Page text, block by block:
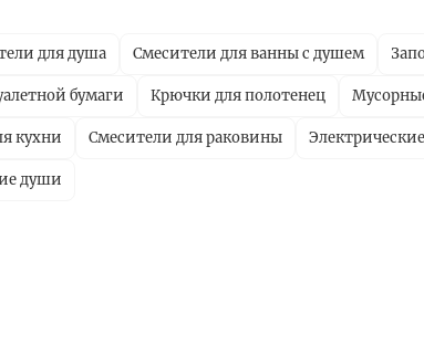
для душа Смесители для ванны с душем
бумаги Крючки для полотенец
кухни Смесители для раковины
души